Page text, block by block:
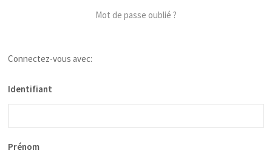
Mot de passe oublié ?
Connectez-vous avec:
Identifiant
Prénom